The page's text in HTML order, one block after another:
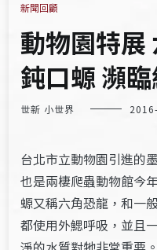
新聞回顧
動物園特展
鈍口螈 瀕
世新 小世界
台北市立動物園引進的
也是兩棲爬蟲動物館今
螈又稱六角恐龍，和一
都使用外鰓呼吸，並且